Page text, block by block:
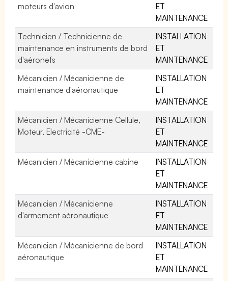
moteurs d'avion
ET
MAINTENANCE
Technicien / Technicienne de
maintenance en instruments de bord
d'aéronefs
INSTALLATION
ET
MAINTENANCE
Mécanicien / Mécanicienne de
maintenance d'aéronautique
INSTALLATION
ET
MAINTENANCE
Mécanicien / Mécanicienne Cellule,
Moteur, Electricité -CME-
INSTALLATION
ET
MAINTENANCE
Mécanicien / Mécanicienne cabine
INSTALLATION
ET
MAINTENANCE
Mécanicien / Mécanicienne
d'armement aéronautique
INSTALLATION
ET
MAINTENANCE
Mécanicien / Mécanicienne de bord
aéronautique
INSTALLATION
ET
MAINTENANCE